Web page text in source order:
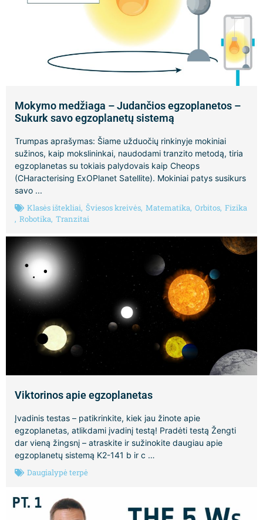
Mokymo medžiaga – Judančios egzoplanetos –
Sukurk savo egzoplanetų sistemą
Trumpas aprašymas: Šiame užduočių rinkinyje mokiniai
sužinos, kaip mokslininkai, naudodami tranzito metodą, tiria
egzoplanetas su tokiais palydovais kaip Cheops
(CHaracterising ExOPlanet Satellite). Mokiniai patys susikurs
savo ...
Klasės ištekliai, Šviesos kreivės, Matematika, Orbitos, Fizika
, Robotika, Tranzitai
Viktorinos apie egzoplanetas
Įvadinis testas – patikrinkite, kiek jau žinote apie
egzoplanetas, atlikdami įvadinį testą! Pradėti testą Žengti
dar vieną žingsnį – atraskite ir sužinokite daugiau apie
egzoplanetų sistemą K2-141 b ir c …
Daugialypė terpė